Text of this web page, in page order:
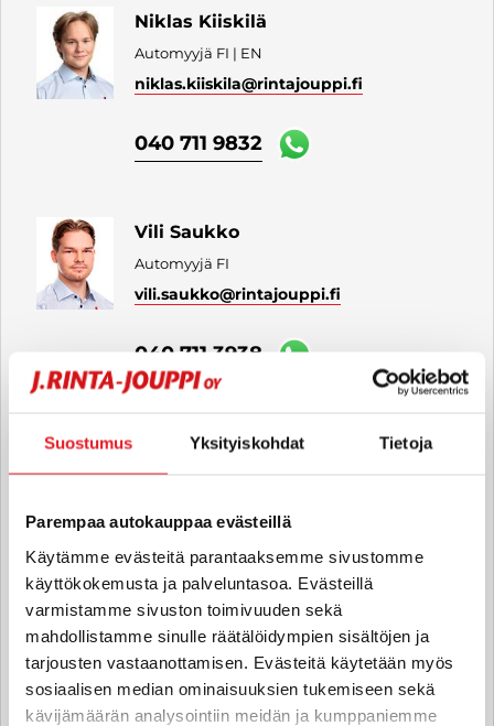
Suostumus Yksityiskohdat Tietoja
Parempaa autokauppaa evästeillä
Käytämme evästeitä parantaaksemme sivustomme
käyttökokemusta ja palveluntasoa. Evästeillä
varmistamme sivuston toimivuuden sekä
mahdollistamme sinulle räätälöidympien sisältöjen ja
tarjousten vastaanottamisen. Evästeitä käytetään myös
sosiaalisen median ominaisuuksien tukemiseen sekä
kävijämäärän analysointiin meidän ja kumppaniemme
Niklas Kiiskilä
Automyyjä FI | EN
niklas.kiiskila@rintajouppi.fi
040 711 9832
Vili Saukko
Automyyjä FI
vili.saukko@rintajouppi.fi
040 711 3938
Fanny Särkinen
Automyyjä FI | EN
040 711 4019
Viivi Mäkinen
Automyyjä FI | EN
viivi.makinen@rintajouppi.fi